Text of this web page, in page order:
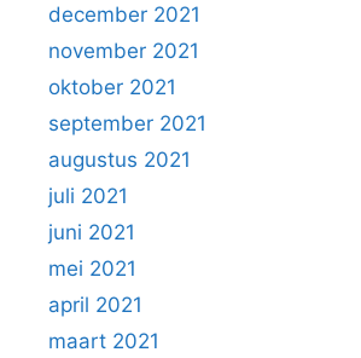
december 2021
november 2021
oktober 2021
september 2021
augustus 2021
juli 2021
juni 2021
mei 2021
april 2021
maart 2021